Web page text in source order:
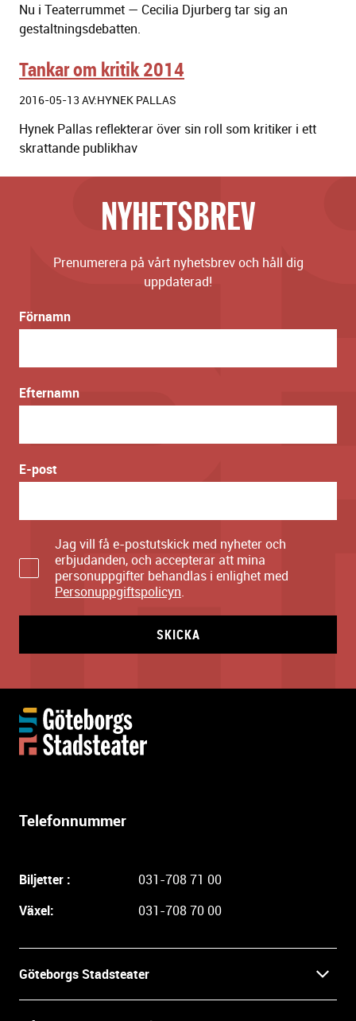
Nu i Teaterrummet — Cecilia Djurberg tar sig an
gestaltningsdebatten.
Tankar om kritik 2014
2016-05-13 AV:HYNEK PALLAS
Hynek Pallas reflekterar över sin roll som kritiker i ett
skrattande publikhav
NYHETSBREV
Prenumerera på vårt nyhetsbrev och håll dig
uppdaterad!
Förnamn
Efternamn
E-post
Jag vill få e-postutskick med nyheter och
erbjudanden, och accepterar att mina
personuppgifter behandlas i enlighet med
Personuppgiftspolicyn.
SKICKA
Telefonnummer
Biljetter :
031-708 71 00
Växel:
031-708 70 00
Göteborgs Stadsteater